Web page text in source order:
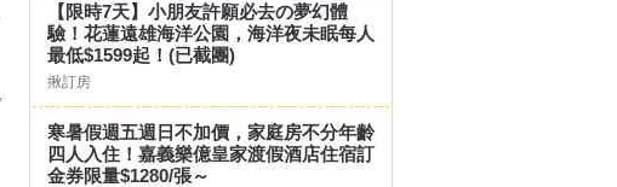
【限時7天】小朋友許願必去の夢幻體
驗！花蓮遠雄海洋公園，海洋夜未眠每人
最低$1599起！(已截團)
揪訂房
寒暑假週五週日不加價，家庭房不分年齡
四人入住！嘉義樂億皇家渡假酒店住宿訂
金券限量$1280/張～